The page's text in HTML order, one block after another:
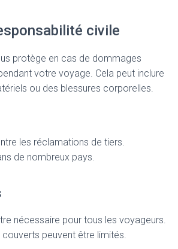
civile
protège en cas de dommages
votre voyage. Cela peut inclure
ou des blessures corporelles.
les réclamations de tiers.
de nombreux pays.
nécessaire pour tous les voyageurs.
peuvent être limités.